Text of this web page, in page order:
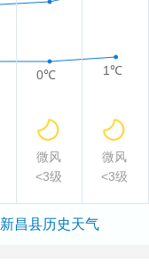
0℃ 1℃
微风
微风
<3级 <3级
新昌县历史天气